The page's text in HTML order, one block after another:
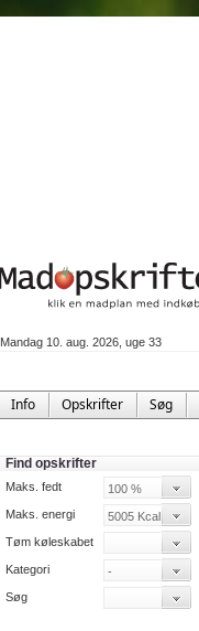
Mandag 10. aug. 2026, uge 33
Info Opskrifter Søg
Find opskrifter
Maks. fedt
Maks. energi
Tøm køleskabet
Kategori
Søg